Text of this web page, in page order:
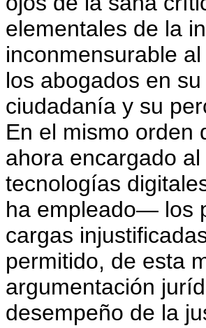
elementales de la
inconmensurable
los abogados en
ciudadanía y su
En el mismo orden
ahora encargado
tecnologías
ha empleado— los
cargas
permitido, de esta
argumentación
desempeño de la